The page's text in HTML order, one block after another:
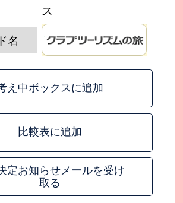
ス
名
え中ボックスに追加
比較表に追加
定お知らせメールを受け
取る